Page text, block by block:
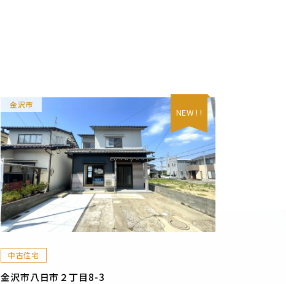
金沢市
NEW ! !
中古住宅
金沢市八日市２丁目8-3